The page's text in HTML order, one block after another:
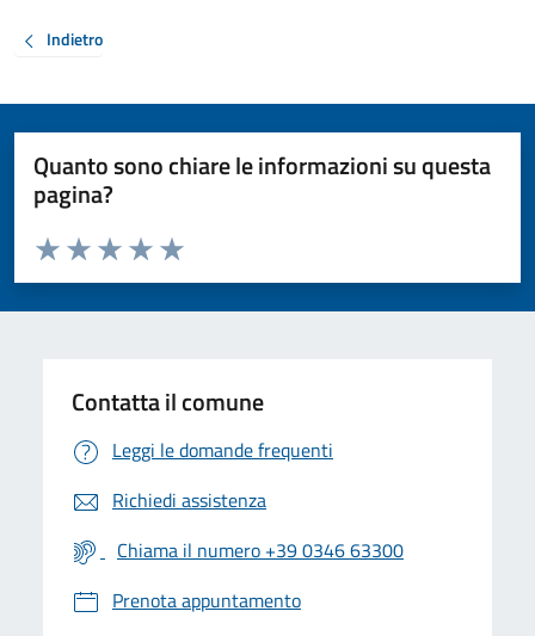
Indietro
Quanto sono chiare le informazioni su questa
pagina?
Valuta da 1 a 5 stelle la pagina
Valuta 5 stelle su 5
Valuta 4 stelle su 5
Valuta 3 stelle su 5
Valuta 2 stelle su 5
Valuta 1 stelle su 5
Contatta il comune
Leggi le domande frequenti
Richiedi assistenza
Chiama il numero +39 0346 63300
Prenota appuntamento